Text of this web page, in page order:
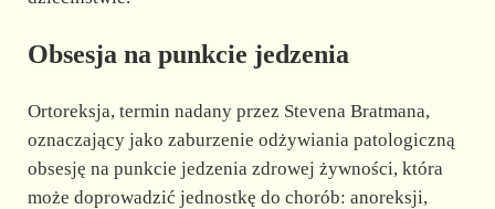
Obsesja na punkcie jedzenia
Ortoreksja, termin nadany przez Stevena Bratmana,
oznaczający jako zaburzenie odżywiania patologiczną
obsesję na punkcie jedzenia zdrowej żywności, która
może doprowadzić jednostkę do chorób: anoreksji,